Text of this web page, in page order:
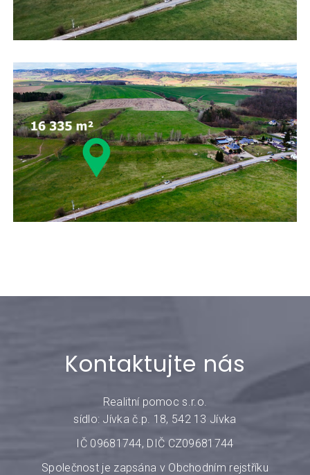
Kontaktujte nás
Realitní pomoc s.r.o.
sídlo: Jívka č.p. 18, 542 13 Jívka
IČ 09681744, DIČ CZ09681744
Společnost je zapsána v Obchodním rejstříku